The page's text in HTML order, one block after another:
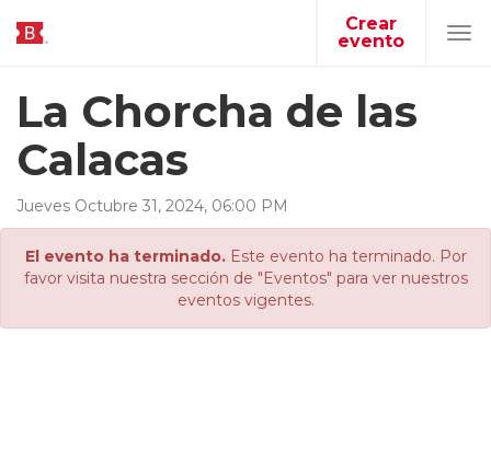
Crear
evento
La Chorcha de las
Calacas
Jueves Octubre 31, 2024, 06:00 PM
El evento ha terminado.Este evento ha terminado. Por
favor visita nuestra sección de "Eventos" para ver nuestros
eventos vigentes.